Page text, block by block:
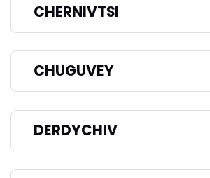
CHERNIVTSI
CHUGUVEY
DERDYCHIV